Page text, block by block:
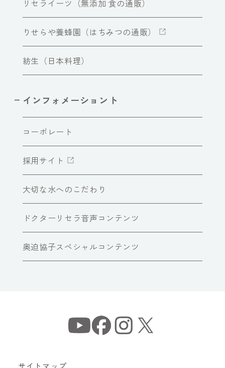
リセライーツ（無添加 食の通販）
りせらや養蜂園（はちみつの通販）
紡生（日本料理）
インフォメーショント
コーポレート
採用サイト
大切な水へのこだわり
ドクターリセラ音声コンテンツ
奥迫協子スペシャルコンテンツ
サイトマップ